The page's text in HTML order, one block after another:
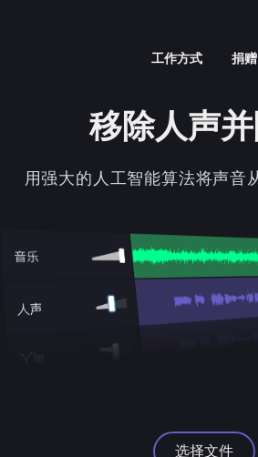
工作方式 捐赠
移除人声
用强大的人工智能算法将声音
选择文件